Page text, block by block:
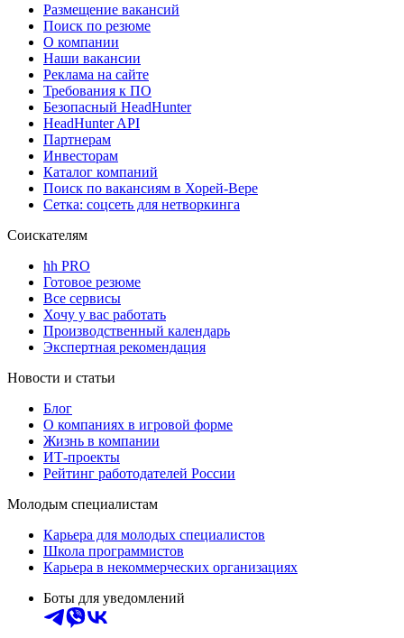
Размещение вакансий
Поиск по резюме
О компании
Наши вакансии
Реклама на сайте
Требования к ПО
Безопасный HeadHunter
HeadHunter API
Партнерам
Инвесторам
Каталог компаний
Поиск по вакансиям в Хорей-Вере
Сетка: соцсеть для нетворкинга
Соискателям
hh PRO
Готовое резюме
Все сервисы
Хочу у вас работать
Производственный календарь
Экспертная рекомендация
Новости и статьи
Блог
О компаниях в игровой форме
Жизнь в компании
ИТ-проекты
Рейтинг работодателей России
Молодым специалистам
Карьера для молодых специалистов
Школа программистов
Карьера в некоммерческих организациях
Боты для уведомлений